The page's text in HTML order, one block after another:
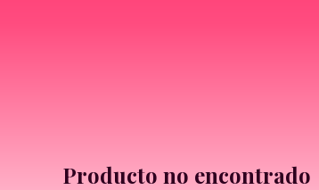
Producto no encontrado